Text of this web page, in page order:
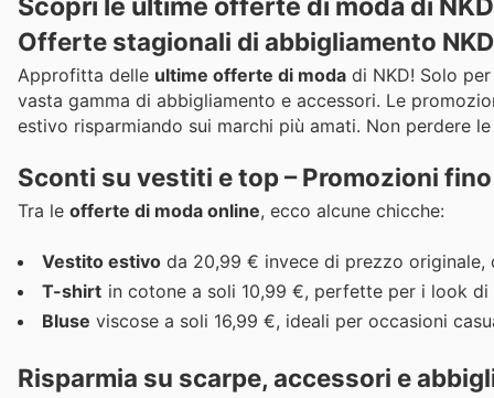
Scopri le ultime offerte di moda di
Offerte stagionali di abbigliamento
Approfitta delle ultime offerte di moda di NKD! Solo
vasta gamma di abbigliamento e accessori. Le
estivo risparmiando sui marchi più amati. Non perdere
Sconti su vestiti e top – Promozioni
Tra le offerte di moda online, ecco alcune chicche:
Vestito estivo da 20,99 € invece di prezzo originale,
T-shirt in cotone a soli 10,99 €, perfette per i look
Bluse viscose a soli 16,99 €, ideali per occasioni
Risparmia su scarpe, accessori e